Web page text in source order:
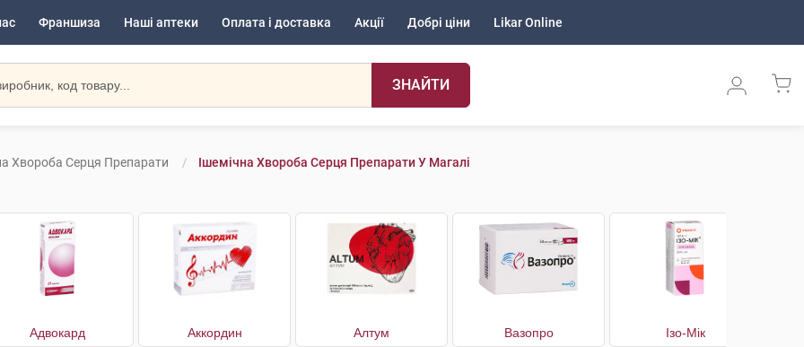
Франшиза Наші аптеки Оплата і доставка Акції Добрі ціни Likar Online
ЗНАЙТИ
Хвороба Серця Препарати Ішемічна Хвороба Серця Препарати У Магалі
Адвокард Аккордин Алтум Вазопро Ізо-Мік